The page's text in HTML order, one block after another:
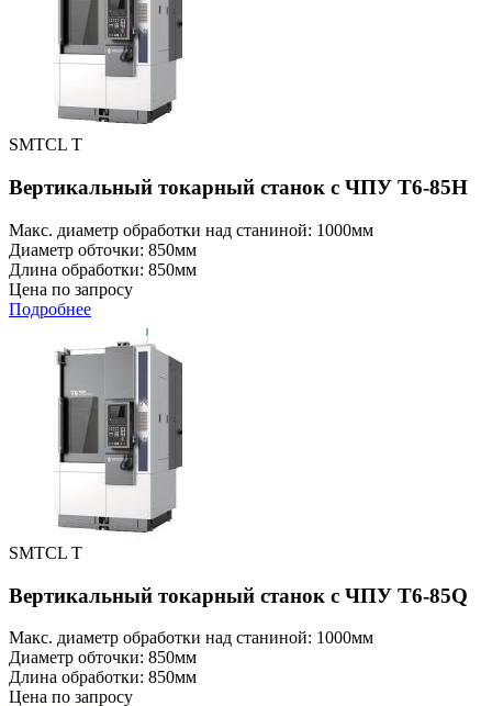
SMTCL T
Вертикальный токарный станок с ЧПУ T6-85H
Макс. диаметр обработки над станиной: 1000мм
Диаметр обточки: 850мм
Длина обработки: 850мм
Цена по запросу
Подробнее
SMTCL T
Вертикальный токарный станок с ЧПУ T6-85Q
Макс. диаметр обработки над станиной: 1000мм
Диаметр обточки: 850мм
Длина обработки: 850мм
Цена по запросу